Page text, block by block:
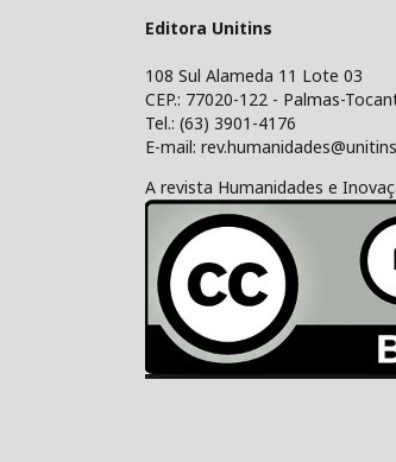
Editora Unitins
108 Sul Alameda 11 Lote 03
CEP.: 77020-122 - Palmas-
Tel.: (63) 3901-4176
E-mail:
A revista Humanidades e